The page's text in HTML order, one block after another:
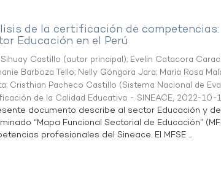
de la certificación de
Educación en el Perú
Castillo (autor principal); Evelin Catacora
Barboza Tello; Nelly Góngora Jara; María Rosa
; Cristhian Pacheco Castillo (Sistema Nacional de
de la Calidad Educativa - SINEACE, 2022-10-
documento describe al sector Educación y
“Mapa Funcional Sectorial de Educación”
profesionales del Sineace. El MFSE ...